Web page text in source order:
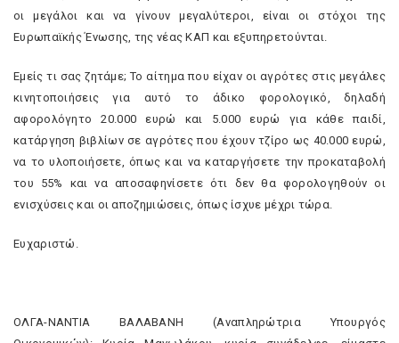
οι μεγάλοι και να γίνουν μεγαλύτεροι, είναι οι στόχοι της
Ευρωπαϊκής Ένωσης, της νέας ΚΑΠ και εξυπηρετούνται.
Εμείς τι σας ζητάμε; Το αίτημα που είχαν οι αγρότες στις μεγάλες
κινητοποιήσεις για αυτό το άδικο φορολογικό, δηλαδή
αφορολόγητο 20.000 ευρώ και 5.000 ευρώ για κάθε παιδί,
κατάργηση βιβλίων σε αγρότες που έχουν τζίρο ως 40.000 ευρώ,
να το υλοποιήσετε, όπως και να καταργήσετε την προκαταβολή
του 55% και να αποσαφηνίσετε ότι δεν θα φορολογηθούν οι
ενισχύσεις και οι αποζημιώσεις, όπως ίσχυε μέχρι τώρα.
Ευχαριστώ.
ΟΛΓΑ-ΝΑΝΤΙΑ ΒΑΛΑΒΑΝΗ (Αναπληρώτρια Υπουργός